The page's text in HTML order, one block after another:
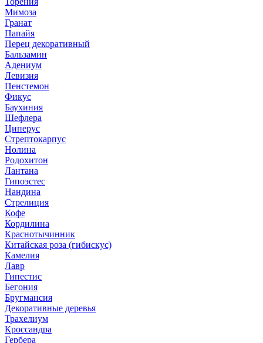
Мимоза
Гранат
Папайя
Перец декоративный
Бальзамин
Адениум
Левизия
Пенстемон
Фикус
Баухиния
Шефлера
Циперус
Стрептокарпус
Нолина
Родохитон
Лантана
Гипоэстес
Нандина
Стрелиция
Кофе
Кордилина
Краснотычинник
Китайская роза (гибискус)
Камелия
Лавр
Гипестис
Бегония
Бругмансия
Декоративные деревья
Трахелиум
Кроссандра
Гербера